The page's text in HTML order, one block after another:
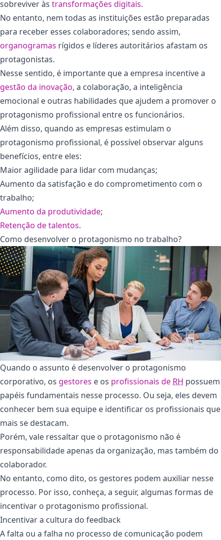
sobreviver às transformações digitais.
No entanto, nem todas as instituições estão preparadas
para receber esses colaboradores; sendo assim,
organogramas rígidos e líderes autoritários afastam os
protagonistas.
Nesse sentido, é importante que a empresa incentive a
gestão da inovação, a colaboração, a inteligência
emocional e outras habilidades que ajudem a promover o
protagonismo profissional entre os funcionários.
Além disso, quando as empresas estimulam o
protagonismo profissional, é possível observar alguns
benefícios, entre eles:
Maior agilidade para lidar com mudanças;
Aumento da satisfação e do comprometimento com o
trabalho;
Aumento da produtividade;
Retenção de talentos.
Como desenvolver o protagonismo no trabalho?
Quando o assunto é desenvolver o protagonismo
corporativo, os gestores e os profissionais de RH possuem
papéis fundamentais nesse processo. Ou seja, eles devem
conhecer bem sua equipe e identificar os profissionais que
mais se destacam.
Porém, vale ressaltar que o protagonismo não é
responsabilidade apenas da organização, mas também do
colaborador.
No entanto, como dito, os gestores podem auxiliar nesse
processo. Por isso, conheça, a seguir, algumas formas de
incentivar o protagonismo profissional.
Incentivar a cultura do feedback
A falta ou a falha no processo de comunicação podem